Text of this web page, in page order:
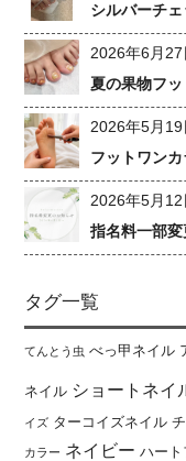
シルバーチ
2026年6月27
夏の果物フ
2026年5月19
フットワン
2026年5月12
指名料一部
タグ一覧
てんとう虫 べっ甲ネイル
ネイル ショートネイ
イズ ターコイズネイル
カラー ネイビー ハート